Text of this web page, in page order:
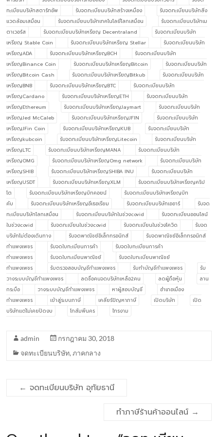
ทะเบียนบริษัทสตาร์ทอัพ
รับจดทะเบียนบริษัทสร้างเหมือง
รับจดทะเบียนบริษัทสิ่ง
แวดล้อมเสมือน
รับจดทะเบียนบริษัทเทคโนโลยีโลกเสมือน
รับจดทะเบียนบริษัทเม
ตาเวอร์ส
รับจดทะเบียนบริษัทเหรียญ Decentraland
รับจดทะเบียนบริษัท
เหรียญ Stable Coin
รับจดทะเบียนบริษัทเหรียญ Stellar
รับจดทะเบียนบริษัท
เหรียญADA
รับจดทะเบียนบริษัทเหรียญBCH
รับจดทะเบียนบริษัท
เหรียญBinance Coin
รับจดทะเบียนบริษัทเหรียญBitcoin
รับจดทะเบียนบริษัท
เหรียญBitcoin Cash
รับจดทะเบียนบริษัทเหรียญBitkub
รับจดทะเบียนบริษัท
เหรียญBNB
รับจดทะเบียนบริษัทเหรียญBTC
รับจดทะเบียนบริษัท
เหรียญCardano
รับจดทะเบียนบริษัทเหรียญETH
รับจดทะเบียนบริษัท
เหรียญEthereum
รับจดทะเบียนบริษัทเหรียญJaymart
รับจดทะเบียนบริษัท
เหรียญJed McCaleb
รับจดทะเบียนบริษัทเหรียญJFIN
รับจดทะเบียนบริษัท
เหรียญJFin Coin
รับจดทะเบียนบริษัทเหรียญKUB
รับจดทะเบียนบริษัท
เหรียญkubcoin
รับจดทะเบียนบริษัทเหรียญLitecoin
รับจดทะเบียนบริษัท
เหรียญLTC
รับจดทะเบียนบริษัทเหรียญMANA
รับจดทะเบียนบริษัท
เหรียญOMG
รับจดทะเบียนบริษัทเหรียญOmg network
รับจดทะเบียนบริษัท
เหรียญSHIB
รับจดทะเบียนบริษัทเหรียญSHIBA INU
รับจดทะเบียนบริษัท
เหรียญUSDT
รับจดทะเบียนบริษัทเหรียญXLM
รับจดทะเบียนบริษัทเหรียญคริป
โต
รับจดทะเบียนบริษัทเหรียญบิทคอยน์
รับจดทะเบียนบริษัทเหรียญบิท
คับ
รับจดทะเบียนบริษัทเหรียญอีเธอเรียม รับจดทะเบียนบริษัทเออาร์
รับจด
ทะเบียนบริษัทโลกเสมือน
รับจดทะเบียนบริษัทในช่วงcovid
รับจดทะเบียนออนไลน์
ในช่วงcovid
รับจดทะเบียนในช่วงcovid รับจดทะเบียนในช่วงโควิด
รับจด
บริษัทไม่ต้องเดินทาง
รับจดพาณิชย์อิเล็กทรอนิกส์
รับจดพาณิชย์อิเล็กทรอนิกส์
กำแพงเพชร
รับจดใบทะเบียนการค้า
รับจดใบทะเบียนการค้า
กำแพงเพชร
รับจดใบทะเบียนพาณิชย์
รับจดใบทะเบียนพาณิชย์
กำแพงเพชร
รับตรวจสอบบัญชีกำแพงเพชร รับทำบัญชีกำแพงเพชร
รับ
วางระบบบัญชีกำแพงเพชร
ลดชื่อคนจดบริษัทเหลือ2คน ลดผู้ถือหุ้น
ลาน
กระบือ
วางระบบบัญชีกำแพงเพชร หาผู้สอบบัญชี
อำเภอเมือง
กำแพงเพชร
เข้าสู่ระบบภาษี เคลียร์ปัญหาภาษี เปิดบริษัท
เปิด
บริษัทแต่ไม่เคยปิดงบ
โกสัมพีนคร ไทรงาม
admin
กรกฎาคม 30, 2018
จดทะเบียนบริษัท,ภาคกลาง
← จดทะเบียนบริษัท อุทัยธานี
ทำภาษีร้านค้าออนไลน์ →